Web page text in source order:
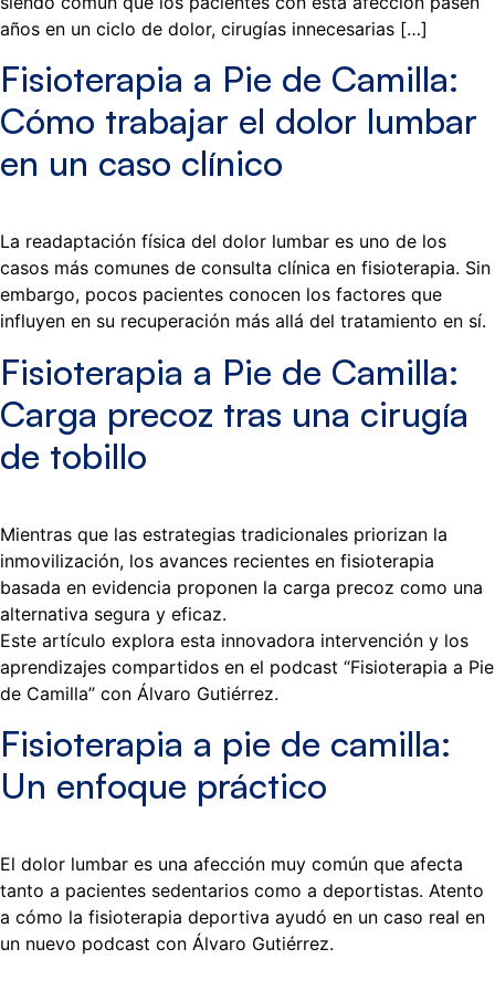
años en un ciclo de dolor, cirugías innecesarias […]
Fisioterapia a Pie de Camilla:
Cómo trabajar el dolor lumbar
en un caso clínico
La readaptación física del dolor lumbar es uno de los
casos más comunes de consulta clínica en fisioterapia. Sin
embargo, pocos pacientes conocen los factores que
influyen en su recuperación más allá del tratamiento en sí.
Fisioterapia a Pie de Camilla:
Carga precoz tras una cirugía
de tobillo
Mientras que las estrategias tradicionales priorizan la
inmovilización, los avances recientes en fisioterapia
basada en evidencia proponen la carga precoz como una
alternativa segura y eficaz.
Este artículo explora esta innovadora intervención y los
aprendizajes compartidos en el podcast “Fisioterapia a Pie
de Camilla” con Álvaro Gutiérrez.
Fisioterapia a pie de camilla:
Un enfoque práctico
El dolor lumbar es una afección muy común que afecta
tanto a pacientes sedentarios como a deportistas. Atento
a cómo la fisioterapia deportiva ayudó en un caso real en
un nuevo podcast con Álvaro Gutiérrez.